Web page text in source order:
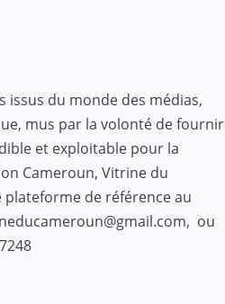
issus du monde des médias,
mus par la volonté de fournir
et exploitable pour la
Cameroun, Vitrine du
de référence au
ou